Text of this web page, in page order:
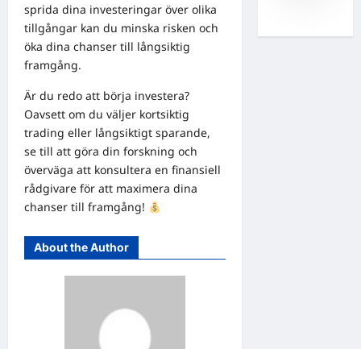
sprida dina investeringar över olika
tillgångar kan du minska risken och
öka dina chanser till långsiktig
framgång.
Är du redo att börja investera?
Oavsett om du väljer kortsiktig
trading eller långsiktigt sparande,
se till att göra din forskning och
överväga att konsultera en finansiell
rådgivare för att maximera dina
chanser till framgång!
About the Author